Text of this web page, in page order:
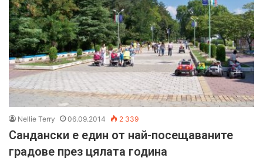
Nellie Terry 06.09.2014 2 339
Сандански е един от най-посещаваните
градове през цялата година